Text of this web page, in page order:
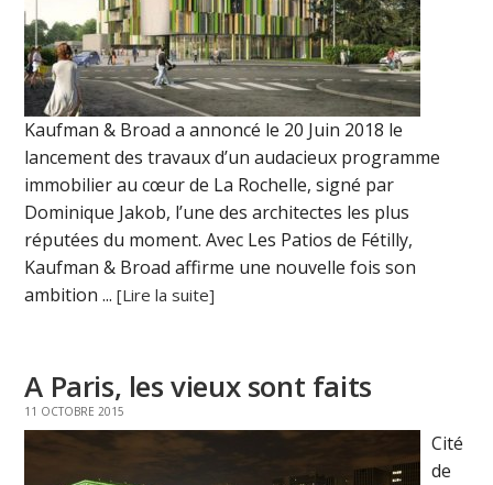
Kaufman & Broad a annoncé le 20 Juin 2018 le
lancement des travaux d’un audacieux programme
immobilier au cœur de La Rochelle, signé par
Dominique Jakob, l’une des architectes les plus
réputées du moment. Avec Les Patios de Fétilly,
Kaufman & Broad affirme une nouvelle fois son
ambition ...[Lire la suite]
A Paris, les vieux sont faits
11 OCTOBRE 2015
Cité
de